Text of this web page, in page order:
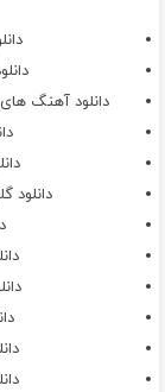
دانلود آهنگ
دانلود